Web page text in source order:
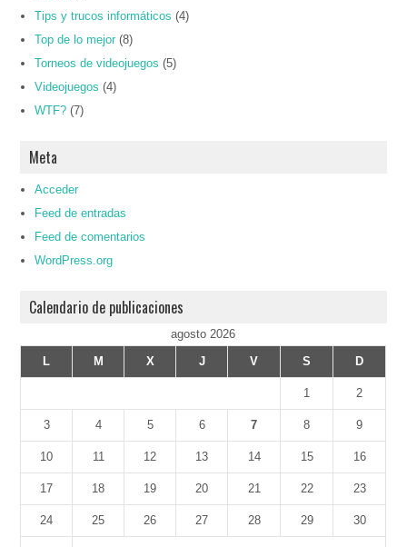
Tips y trucos informáticos (4)
Top de lo mejor (8)
Torneos de videojuegos (5)
Videojuegos (4)
WTF? (7)
Meta
Acceder
Feed de entradas
Feed de comentarios
WordPress.org
Calendario de publicaciones
agosto 2026
L
M X J V S D
1 2
3 4 5 6 7 8 9
10 11 12 13 14 15 16
17 18 19 20 21 22 23
24 25 26 27 28 29 30